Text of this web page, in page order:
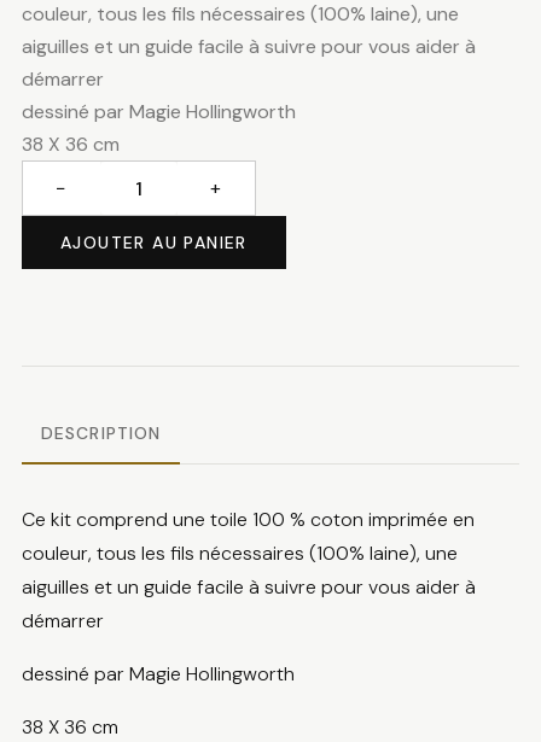
couleur, tous les fils nécessaires (100% laine), une
aiguilles et un guide facile à suivre pour vous aider à
démarrer
dessiné par Magie Hollingworth
38 X 36 cm
Frida
− +
AJOUTER AU PANIER
DESCRIPTION
Ce kit comprend une toile 100 % coton imprimée en
couleur, tous les fils nécessaires (100% laine), une
aiguilles et un guide facile à suivre pour vous aider à
démarrer
dessiné par Magie Hollingworth
38 X 36 cm